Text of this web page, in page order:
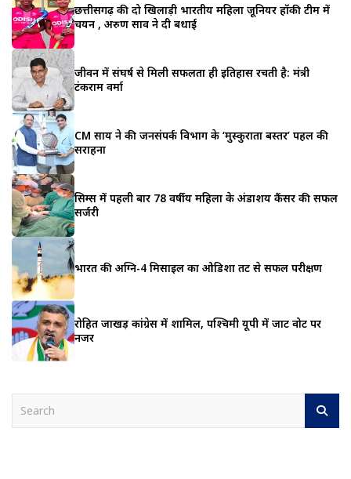
छत्तीसगढ़ की दो खिलाड़ी भारतीय महिला जूनियर हॉकी टीम में
चयन , अरुण साव ने दी बधाई
जीवन में संघर्ष से मिली सफलता ही इतिहास रचती है: मंत्री
टंकराम वर्मा
CM साय ने की जनसंपर्क विभाग के ‘मुस्कुराता बस्तर’ पहल की
सराहना
सिम्स में पहली बार 78 वर्षीय महिला के अंडाशय कैंसर की सफल
सर्जरी
भारत की अग्नि-4 मिसाइल का ओडिशा तट से सफल परीक्षण
रोहित जाखड़ कांग्रेस में शामिल, पश्चिमी यूपी में जाट वोट पर
नजर